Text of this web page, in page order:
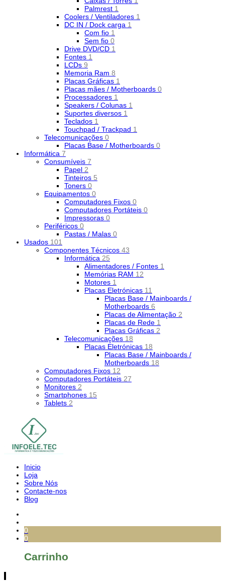
Palmrest 1
Coolers / Ventiladores 1
DC IN / Dock carga 1
Com fio 1
Sem fio 0
Drive DVD/CD 1
Fontes 1
LCDs 9
Memoria Ram 8
Placas Gráficas 1
Placas mães / Motherboards 0
Processadores 1
Speakers / Colunas 1
Suportes diversos 1
Teclados 1
Touchpad / Trackpad 1
Telecomunicações 0
Placas Base / Motherboards 0
Informática 7
Consumíveis 7
Papel 2
Tinteiros 5
Toners 0
Equipamentos 0
Computadores Fixos 0
Computadores Portáteis 0
Impressoras 0
Periféricos 0
Pastas / Malas 0
Usados 101
Componentes Técnicos 43
Informática 25
Alimentadores / Fontes 1
Memórias RAM 12
Motores 1
Placas Eletrónicas 11
Placas Base / Mainboards /
Motherboards 6
Placas de Alimentação 2
Placas de Rede 1
Placas Gráficas 2
Telecomunicações 18
Placas Eletrónicas 18
Placas Base / Mainboards /
Motherboards 18
Computadores Fixos 12
Computadores Portáteis 27
Monitores 2
Smartphones 15
Tablets 2
Inicio
Loja
Sobre Nós
Contacte-nos
Blog
0
0
Carrinho